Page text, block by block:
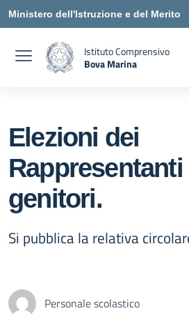
Ministero dell'Istruzione e del Merito
Istituto Comprensivo
Bova Marina
Elezioni dei
Rappresentanti
genitori.
Si pubblica la relativa
Personale scolastico